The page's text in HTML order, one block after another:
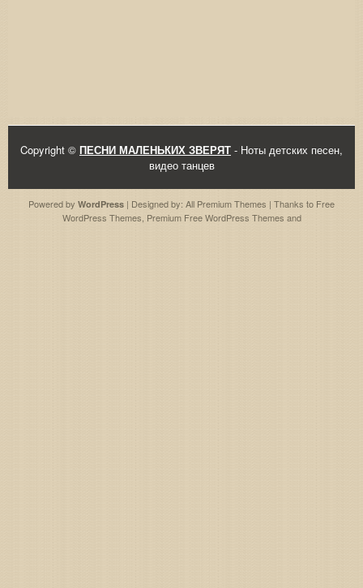
Copyright © ПЕСНИ МАЛЕНЬКИХ ЗВЕРЯТ - Ноты детских песен,
видео танцев
Powered by WordPress | Designed by: All Premium Themes | Thanks to Free
WordPress Themes, Premium Free WordPress Themes and